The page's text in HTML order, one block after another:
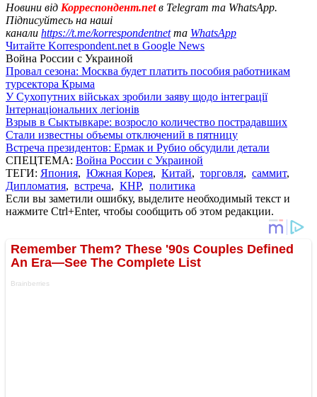
Новини від Корреспондент.netв Telegram та WhatsApp.
Підписуйтесь на наші
канали https://t.me/korrespondentnetта WhatsApp
Читайте Korrespondent.net в Google News
Война России с Украиной
Провал сезона: Москва будет платить пособия работникам
турсектора Крыма
У Сухопутних військах зробили заяву щодо інтеграції
Інтернаціональних легіонів
Взрыв в Сыктывкаре: возросло количество пострадавших
Стали известны объемы отключений в пятницу
Встреча президентов: Ермак и Рубио обсудили детали
СПЕЦТЕМА: Война России с Украиной
ТЕГИ: Япония, Южная Корея, Китай, торговля, саммит,
Дипломатия, встреча, КНР, политика
Если вы заметили ошибку, выделите необходимый текст и
нажмите Ctrl+Enter, чтобы сообщить об этом редакции.